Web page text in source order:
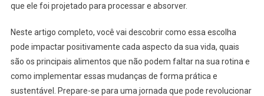
que ele foi projetado para processar e absorver.
Neste artigo completo, você vai descobrir como essa escolha
pode impactar positivamente cada aspecto da sua vida, quais
são os principais alimentos que não podem faltar na sua rotina e
como implementar essas mudanças de forma prática e
sustentável. Prepare-se para uma jornada que pode revolucionar